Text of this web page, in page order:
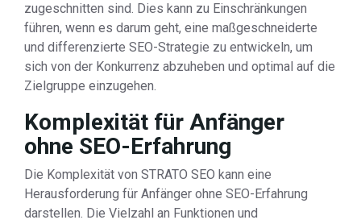
zugeschnitten sind. Dies kann zu Einschränkungen
führen, wenn es darum geht, eine maßgeschneiderte
und differenzierte SEO-Strategie zu entwickeln, um
sich von der Konkurrenz abzuheben und optimal auf die
Zielgruppe einzugehen.
Komplexität für Anfänger
ohne SEO-Erfahrung
Die Komplexität von STRATO SEO kann eine
Herausforderung für Anfänger ohne SEO-Erfahrung
darstellen. Die Vielzahl an Funktionen und